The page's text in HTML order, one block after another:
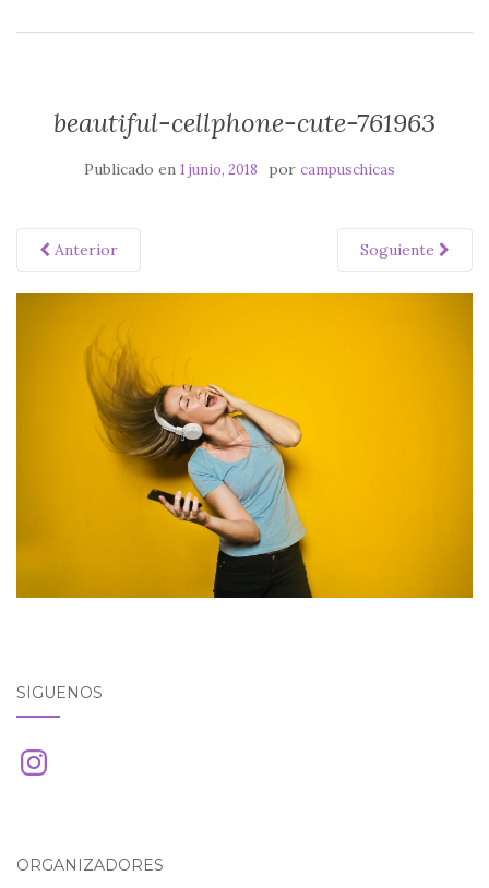
beautiful-cellphone-cute-761963
Publicado en 1 junio, 2018 por campuschicas
Anterior Soguiente
SÍGUENOS
Instagram
ORGANIZADORES